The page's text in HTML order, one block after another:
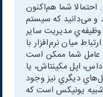
شما هم‌اکنون
و می‌دانيد که سيستم
وظيفه‌ي مديريت ساير
ميان نرم‌افزار با
عامل شما ممکن است
اپل مکينتاش، يا
ديگري نيز وجود
يونيکس است که